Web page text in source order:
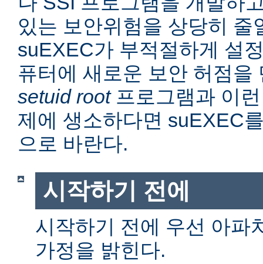
있는 보안위험을 상당히 줄
suEXEC가 부적절하게 설
퓨터에 새로운 보안 허점을
setuid root프로그램과 이
제에 생소하다면 suEXEC
으로 바란다.
시작하기 전에
시작하기 전에 우선 아파
가정을 밝힌다.